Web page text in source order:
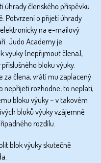
úhrady členského příspěvku
Potvrzení o přijetí úhrady
na e-mailový
Judo Academy je
výuky (nepřijmout člena),
bloku výuky.
člena, vrátí mu zaplacený
nepřijetí rozhodne; to neplatí,
bloku výuky – v takovém
bloků výuky vzájemně
rozdílu.
blok výuky skutečně